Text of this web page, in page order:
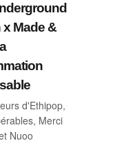
Made &
d'Ethipop,
Merci
Nuoo